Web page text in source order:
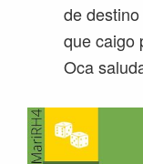
de
que caigo
Oca